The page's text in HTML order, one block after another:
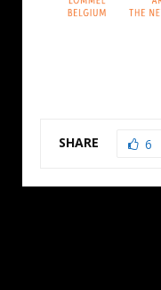
SHARE 6